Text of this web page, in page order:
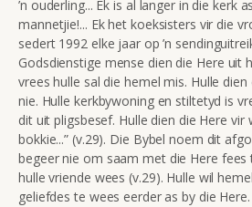
’n ouderling... Ek is al langer in die kerk
mannetjie!... Ek het koeksisters vir die
sedert 1992 elke jaar op ’n
Godsdienstige mense dien die Here uit
vrees hulle sal die hemel mis. Hulle
nie. Hulle kerkbywoning en stiltetyd is
dit uit pligsbesef. Hulle dien die Here vir
bokkie...” (v.29). Die Bybel noem dit
begeer nie om saam met die Here fees
hulle vriende wees (v.29). Hulle wil
geliefdes te wees eerder as by die Here.